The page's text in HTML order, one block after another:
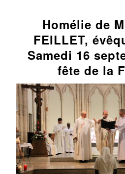
Homélie de
FEILLET,
Samedi 16
fête de la